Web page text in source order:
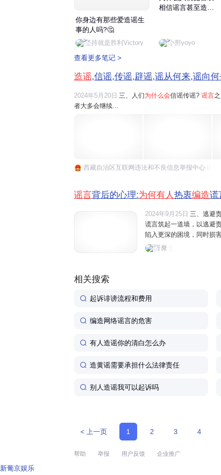
你身边有那些爱造谣生
事的人吗?🤔
坚持就是胜利Victory
相信谣言甚至造谣
小邢yoyo
查看更多笔记 >
造谣,信谣,传谣,辟谣,谣从何来,谣向
2024年5月20日 三、人们为什么会信谣传谣? 谣言
者大多会继续...
西藏自治区互联网违法和不良信息举报中心
谣言背后的心理:为何有人 热衷编造谎
2024年9月25日 三、逃避
谎言筑起一道墙，以逃避
陷入更深的困境，同时损
渴求、对完美形象的追求
胥縻
相关搜索
起诉诽谤流程和费用
编造网络谣言的危害
有人造谣你的清白怎么办
造黄谣需要承担什么法律责任
别人造谣我可以起诉吗
< 上一页 1 2 3 4
帮助 举报 用户反馈 企业推广
新葡京娱乐